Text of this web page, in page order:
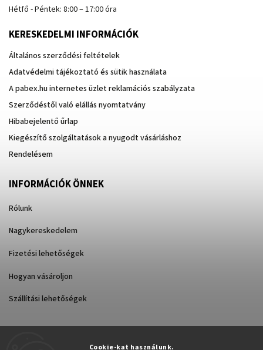
Cookie-kat használunk.
Hétfő - Péntek: 8:00 – 17:00 óra
KERESKEDELMI INFORMÁCIÓK
Általános szerződési feltételek
Adatvédelmi tájékoztató és sütik használata
A pabex.hu internetes üzlet reklamációs szabályzata
Szerződéstől való elállás nyomtatvány
Hibabejelentő űrlap
Kiegészítő szolgáltatások a nyugodt vásárláshoz
Rendelésem
INFORMÁCIÓK ÖNNEK
Rólunk
Nagykereskedelem
Fizetési lehetőségek
Hogyan vásároljon
Szállítási lehetőségek